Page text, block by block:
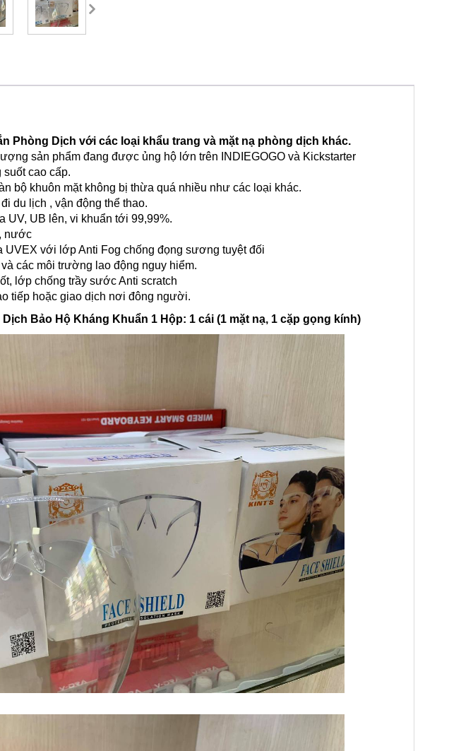
Phòng Dịch với các loại khẩu trang và mặt nạ phòng dịch khác.
sản phẩm đang được ủng hộ lớn trên INDIEGOGO và Kickstarter
cao cấp.
bộ khuôn mặt không bị thừa quá nhiều như các loại khác.
du lịch , vận động thể thao.
UV, UB lên, vi khuẩn tới 99,99%.
nước
với lớp Anti Fog chống đọng sương tuyệt đối
các môi trường lao động nguy hiểm.
lớp chống trầy sước Anti scratch
tiếp hoặc giao dịch nơi đông người.
Bảo Hộ Kháng Khuẩn 1 Hộp: 1 cái (1 mặt nạ, 1 cặp gọng kính)